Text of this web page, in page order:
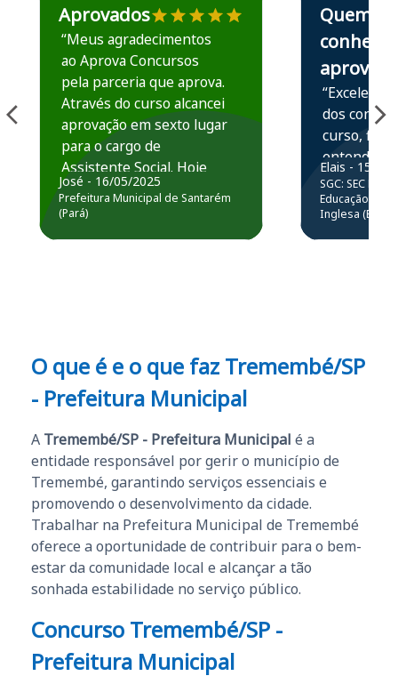
Aprovados
“Meus agradecimentos
ao Aprova Concursos
pela parceria que aprova.
Através do curso alcancei
aprovação em sexto lugar
para o cargo de
Assistente Social. Hoje
estou atuando na
Prefeitura de Santarém.
José - 16/05/2025
Prefeitura Municipal de Santarém
(Pará)
Quem
conhece,
aprova
“Excelente
dos
curso,
entender e
prática
resolução
questões.”
Elais - 15/07/
SGC: SEC BA
Educação
Inglesa (Edital
O que é e o que faz Tremembé/SP
- Prefeitura Municipal
A Tremembé/SP - Prefeitura Municipal é a
entidade responsável por gerir o município de
Tremembé, garantindo serviços essenciais e
promovendo o desenvolvimento da cidade.
Trabalhar na Prefeitura Municipal de Tremembé
oferece a oportunidade de contribuir para o bem-
estar da comunidade local e alcançar a tão
sonhada estabilidade no serviço público.
Concurso Tremembé/SP -
Prefeitura Municipal